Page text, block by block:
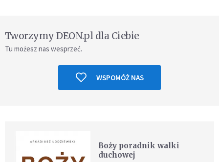
Tworzymy DEON.pl dla Ciebie
Tu możesz nas wesprzeć.
WSPOMÓŻ NAS
Boży poradnik walki
duchowej